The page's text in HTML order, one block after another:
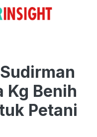
Kg Benih
Petani